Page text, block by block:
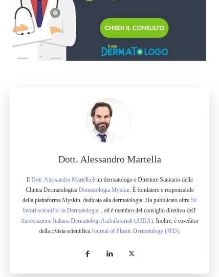
Dott. Alessandro Martella
Il Dott. Alessandro Martella è un dermatologo e Direttore Sanitario della
Clinica Dermatologica Dermatologia Myskin . È fondatore e responsabile
della piattaforma Myskin, dedicata alla dermatologia. Ha pubblicato oltre 50
lavori scientifici in Dermatologia.
, ed è membro del consiglio direttivo dell'
Associazione Italiana Dermatologi Ambulatoriali (AIDA) . Inoltre, è co-editor
della rivista scientifica Journal of Plastic Dermatology (JPD).